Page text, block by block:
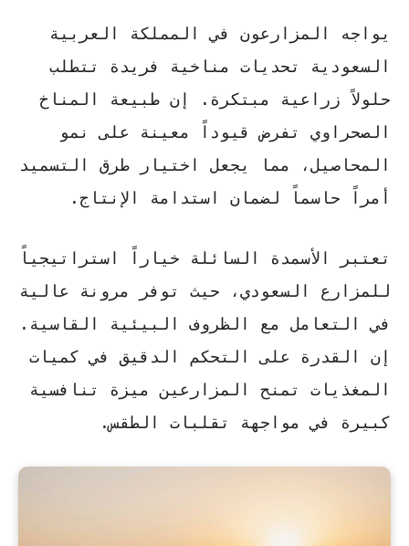
يواجه المزارعون في المملكة العربية
السعودية تحديات مناخية فريدة تتطلب
حلولاً زراعية مبتكرة. إن طبيعة المناخ
الصحراوي تفرض قيوداً معينة على نمو
المحاصيل، مما يجعل اختيار طرق التسميد
أمراً حاسماً لضمان استدامة الإنتاج.
تعتبر الأسمدة السائلة خياراً استراتيجياً
للمزارع السعودي، حيث توفر مرونة عالية
في التعامل مع الظروف البيئية القاسية.
إن القدرة على التحكم الدقيق في كميات
المغذيات تمنح المزارعين ميزة تنافسية
كبيرة في مواجهة تقلبات الطقس.